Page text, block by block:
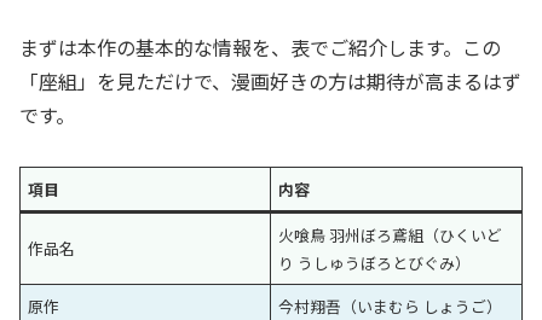
まずは本作の基本的な情報を、表でご紹介します。この
「座組」を見ただけで、漫画好きの方は期待が高まるはず
です。
項目 内容
作品名
火喰鳥 羽州ぼろ鳶組（ひくいど
り うしゅうぼろとびぐみ）
原作
今村翔吾（いまむら しょうご）